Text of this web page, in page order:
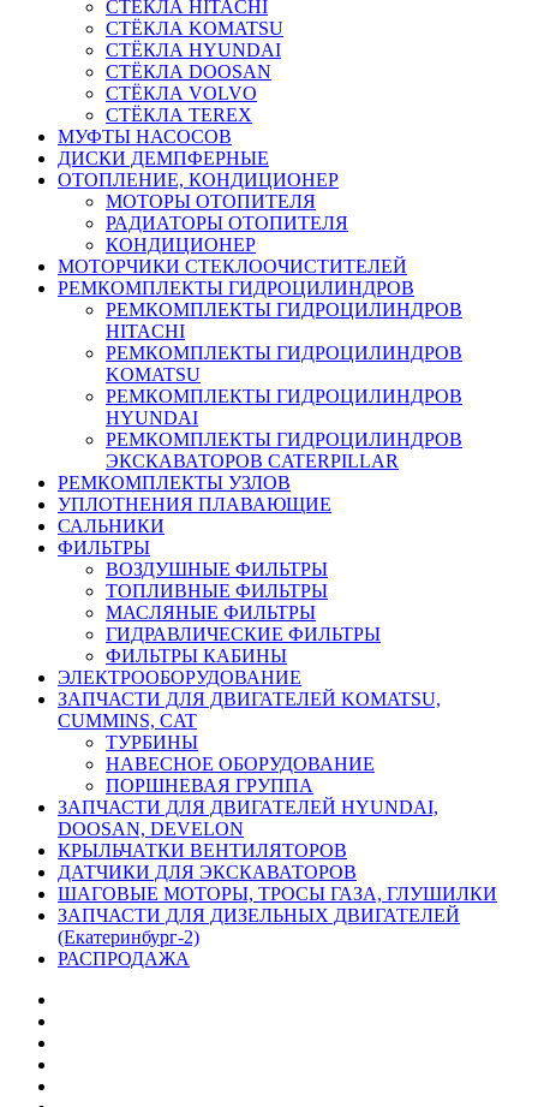
СТЁКЛА HITACHI
СТЁКЛА KOMATSU
СТЁКЛА HYUNDAI
СТЁКЛА DOOSAN
СТЁКЛА VOLVO
СТЁКЛА TEREX
МУФТЫ НАСОСОВ
ДИСКИ ДЕМПФЕРНЫЕ
ОТОПЛЕНИЕ, КОНДИЦИОНЕР
МОТОРЫ ОТОПИТЕЛЯ
РАДИАТОРЫ ОТОПИТЕЛЯ
КОНДИЦИОНЕР
МОТОРЧИКИ СТЕКЛООЧИСТИТЕЛЕЙ
РЕМКОМПЛЕКТЫ ГИДРОЦИЛИНДРОВ
РЕМКОМПЛЕКТЫ ГИДРОЦИЛИНДРОВ
HITACHI
РЕМКОМПЛЕКТЫ ГИДРОЦИЛИНДРОВ
KOMATSU
РЕМКОМПЛЕКТЫ ГИДРОЦИЛИНДРОВ
HYUNDAI
РЕМКОМПЛЕКТЫ ГИДРОЦИЛИНДРОВ
ЭКСКАВАТОРОВ CATERPILLAR
РЕМКОМПЛЕКТЫ УЗЛОВ
УПЛОТНЕНИЯ ПЛАВАЮЩИЕ
САЛЬНИКИ
ФИЛЬТРЫ
ВОЗДУШНЫЕ ФИЛЬТРЫ
ТОПЛИВНЫЕ ФИЛЬТРЫ
МАСЛЯНЫЕ ФИЛЬТРЫ
ГИДРАВЛИЧЕСКИЕ ФИЛЬТРЫ
ФИЛЬТРЫ КАБИНЫ
ЭЛЕКТРООБОРУДОВАНИЕ
ЗАПЧАСТИ ДЛЯ ДВИГАТЕЛЕЙ KOMATSU,
CUMMINS, CAT
ТУРБИНЫ
НАВЕСНОЕ ОБОРУДОВАНИЕ
ПОРШНЕВАЯ ГРУППА
ЗАПЧАСТИ ДЛЯ ДВИГАТЕЛЕЙ HYUNDAI,
DOOSAN, DEVELON
КРЫЛЬЧАТКИ ВЕНТИЛЯТОРОВ
ДАТЧИКИ ДЛЯ ЭКСКАВАТОРОВ
ШАГОВЫЕ МОТОРЫ, ТРОСЫ ГАЗА, ГЛУШИЛКИ
ЗАПЧАСТИ ДЛЯ ДИЗЕЛЬНЫХ ДВИГАТЕЛЕЙ
(Екатеринбург-2)
РАСПРОДАЖА